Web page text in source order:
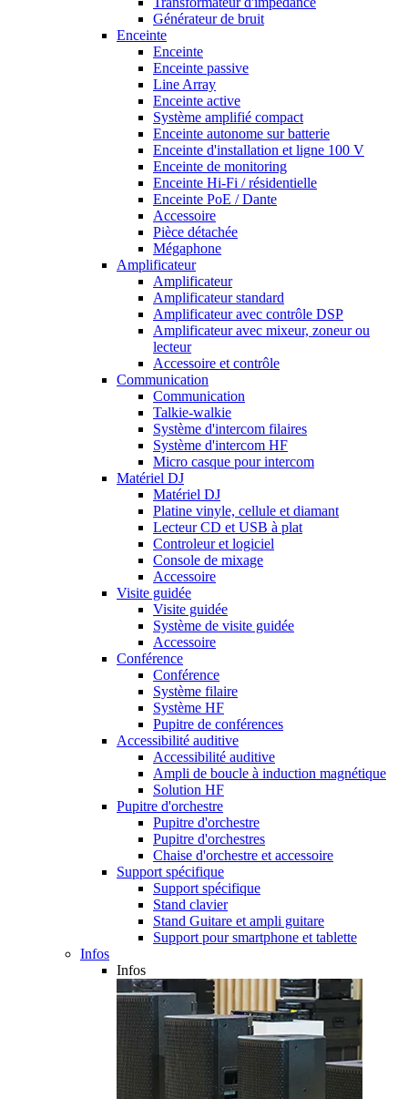
Générateur de bruit
Enceinte
Enceinte
Enceinte passive
Line Array
Enceinte active
Système amplifié compact
Enceinte autonome sur batterie
Enceinte d'installation et ligne 100 V
Enceinte de monitoring
Enceinte Hi-Fi / résidentielle
Enceinte PoE / Dante
Accessoire
Pièce détachée
Mégaphone
Amplificateur
Amplificateur
Amplificateur standard
Amplificateur avec contrôle DSP
Amplificateur avec mixeur, zoneur ou
lecteur
Accessoire et contrôle
Communication
Communication
Talkie-walkie
Système d'intercom filaires
Système d'intercom HF
Micro casque pour intercom
Matériel DJ
Matériel DJ
Platine vinyle, cellule et diamant
Lecteur CD et USB à plat
Controleur et logiciel
Console de mixage
Accessoire
Visite guidée
Visite guidée
Système de visite guidée
Accessoire
Conférence
Conférence
Système filaire
Système HF
Pupitre de conférences
Accessibilité auditive
Accessibilité auditive
Ampli de boucle à induction magnétique
Solution HF
Pupitre d'orchestre
Pupitre d'orchestre
Pupitre d'orchestres
Chaise d'orchestre et accessoire
Support spécifique
Support spécifique
Stand clavier
Stand Guitare et ampli guitare
Support pour smartphone et tablette
Infos
Infos